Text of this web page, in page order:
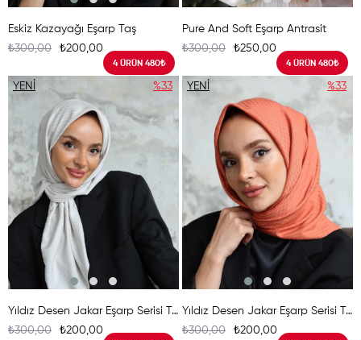
Eskiz Kazayağı Eşarp Taş
₺200,00
₺300,00
4 ÜRÜN 480₺
Pure And Soft Eşarp Antrasit
₺250,00
₺300,00
4 ÜRÜN 480₺
Yıldız Desen Jakar Eşarp Serisi Taş
₺200,00
₺300,00
%33
YENI
Yıldız Desen Jakar Eşarp Serisi Tarçın
₺200,00
₺300,00
%33
YENI